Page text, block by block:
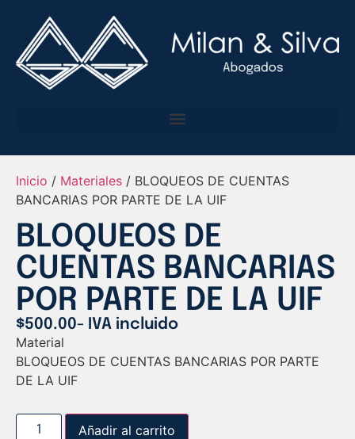
Inicio / Materiales / BLOQUEOS DE CUENTAS
BANCARIAS POR PARTE DE LA UIF
BLOQUEOS DE
CUENTAS BANCARIAS
POR PARTE DE LA UIF
$500.00- IVA incluido
Material
BLOQUEOS DE CUENTAS BANCARIAS POR PARTE
DE LA UIF
Añadir al carrito